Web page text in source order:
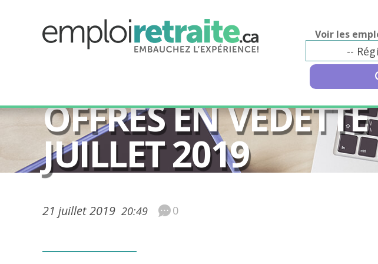
Voir les
--
OFFRES EN
JUILLET 2019
21 juillet 2019 20:49 0